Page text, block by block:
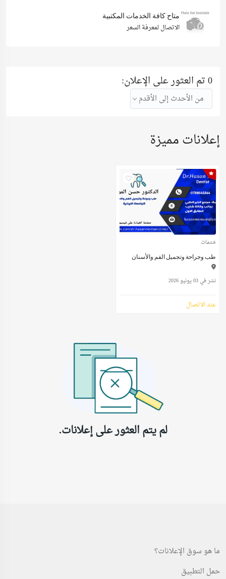
متاح كافة الخدمات المكتبية
الاتصال لمعرفة السعر
0 تم العثور على الإعلان:
من الأحدث إلى الأقدم
إعلانات مميزة
خدمات
طب وجراحة وتجميل الفم والأسنان
نشر في 03 يونيو 2026
عند الاتصال
لم يتم العثور على إعلانات.
ما هو سوق الإعلانات؟
حمل التطبيق